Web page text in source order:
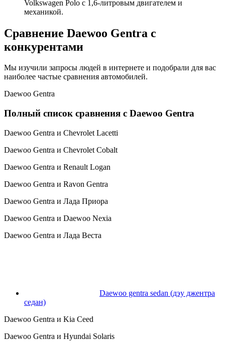
Volkswagen Polo с 1,6-литровым двигателем и
механикой.
Сравнение Daewoo Gentra с
конкурентами
Мы изучили запросы людей в интернете и подобрали для вас
наиболее частые сравнения автомобилей.
Daewoo Gentra
Полный список сравнения с Daewoo Gentra
Daewoo Gentra и Chevrolet Lacetti
Daewoo Gentra и Chevrolet Cobalt
Daewoo Gentra и Renault Logan
Daewoo Gentra и Ravon Gentra
Daewoo Gentra и Лада Приора
Daewoo Gentra и Daewoo Nexia
Daewoo Gentra и Лада Веста
Daewoo gentra sedan (дэу джентра
седан)
Daewoo Gentra и Kia Ceed
Daewoo Gentra и Hyundai Solaris